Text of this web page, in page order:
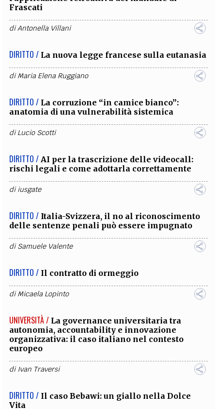
Frascati
diAntonella Villani
DIRITTO / La nuova legge francese sulla eutanasia
diMaria Elena Ruggiano
DIRITTO / La corruzione “in camice bianco”:
anatomia di una vulnerabilità sistemica
diLucio Scotti
DIRITTO / AI per la trascrizione delle videocall:
rischi legali e come adottarla correttamente
diiusgate
DIRITTO / Italia-Svizzera, il no al riconoscimento
delle sentenze penali può essere impugnato
diSamuele Valente
DIRITTO / Il contratto di ormeggio
diMicaela Lopinto
UNIVERSITÀ / La governance universitaria tra
autonomia, accountability e innovazione
organizzativa: il caso italiano nel contesto
europeo
di Ivan Traversi
DIRITTO / Il caso Bebawi: un giallo nella Dolce
Vita